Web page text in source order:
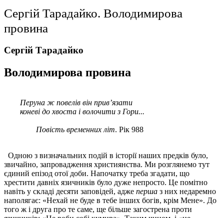
Сергій Тарадайко. Володимирова
провина
Сергій Тарадайко
Володимирова провина
Перуна ж повелів він прив’язати
коневі до хвоста і волочити з Гори...
Повість временних літ. Рік 988
Одною з визначальних подій в історії наших предків було,
звичайно, запровадження християнства. Ми розглянемо тут
єдиний епізод отої доби. Напочатку треба згадати, що
хрестити давніх язичників було дуже непросто. Це помітно
навіть у складі десяти заповідей, адже перша з них недаремно
наполягає: «Нехай не буде в тебе інших богів, крім Мене». До
того ж і друга про те саме, ще більше загострена проти